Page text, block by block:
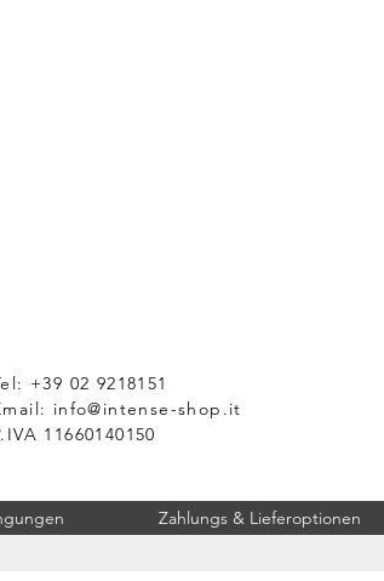
Riferimenti incrociati dei prodotti:
+39 02 9218151
info@intense-shop.it
11660140150
Zahlungs & Lieferoptionen